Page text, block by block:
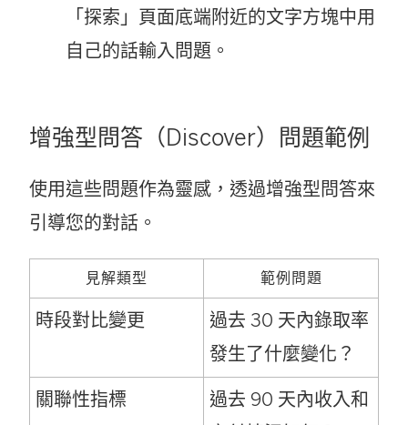
「探索」頁面底端附近的文字方塊中用
自己的話輸入問題。
增強型問答（Discover）問題範例
使用這些問題作為靈感，透過增強型問答來
引導您的對話。
見解類型 範例問題
時段對比變更
過去 30 天內錄取率
發生了什麼變化？
關聯性指標
過去 90 天內收入和